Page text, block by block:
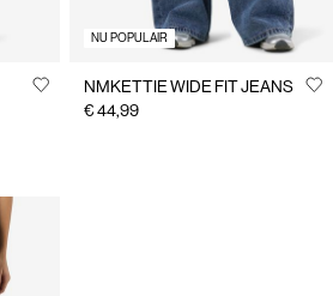
NU POPULAIR
NMKETTIE WIDE FIT JEANS
€ 44,99